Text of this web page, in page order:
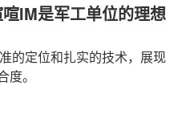
IM是军工单位的理想
的定位和扎实的技术，展现
度。